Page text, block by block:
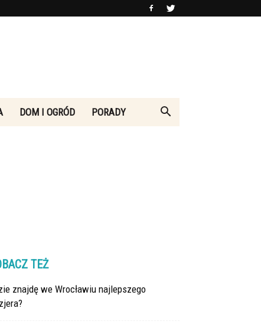
DOM I OGRÓD PORADY
TEŻ
znajdę we Wrocławiu najlepszego